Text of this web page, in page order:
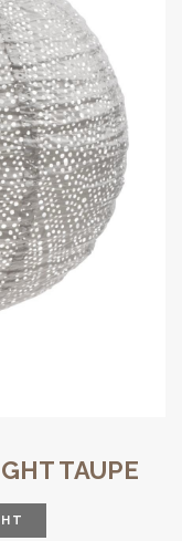
TAUPE